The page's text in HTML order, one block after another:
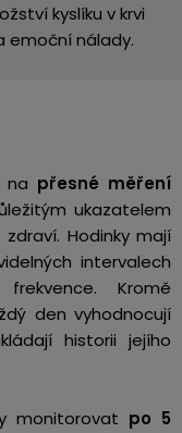
kyslíku v krvi
emoční nálady.
na přesné měření
ukazatelem
Hodinky mají
intervalech
Kromě
den vyhodnocují
historii jejího
monitorovat po 5